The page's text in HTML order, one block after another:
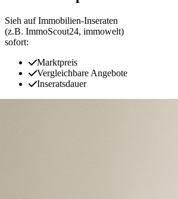
Sieh auf Immobilien‑Inseraten
(z.B. ImmoScout24, immowelt)
sofort:
Marktpreis
Vergleichbare Angebote
Inseratsdauer